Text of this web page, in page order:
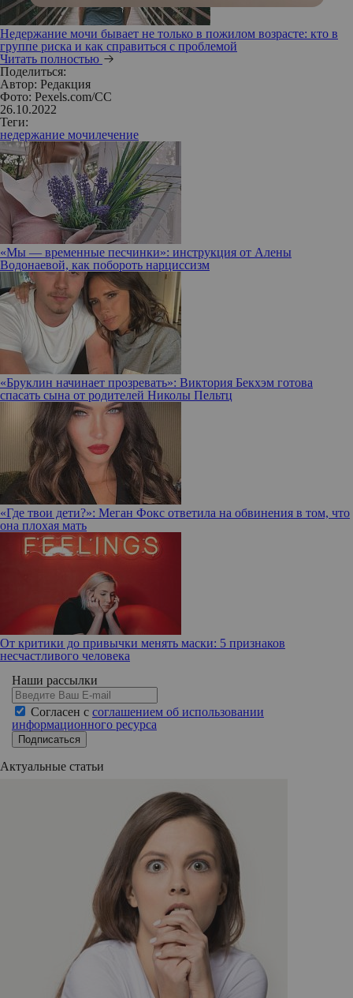
Недержание мочи бывает не только в пожилом возрасте: кто в
группе риска и как справиться с проблемой
Читать полностью
Поделиться:
Автор: Редакция
Фото: Pexels.com/CC
26.10.2022
Теги:
недержание мочилечение
«Мы — временные песчинки»: инструкция от Алены
Водонаевой, как побороть нарциссизм
«Бруклин начинает прозревать»: Виктория Бекхэм готова
спасать сына от родителей Николы Пельтц
«Где твои дети?»: Меган Фокс ответила на обвинения в том, что
она плохая мать
От критики до привычки менять маски: 5 признаков
несчастливого человека
Наши рассылки
Согласен с соглашением об использовании
информационного ресурса
Подписаться
Актуальные статьи